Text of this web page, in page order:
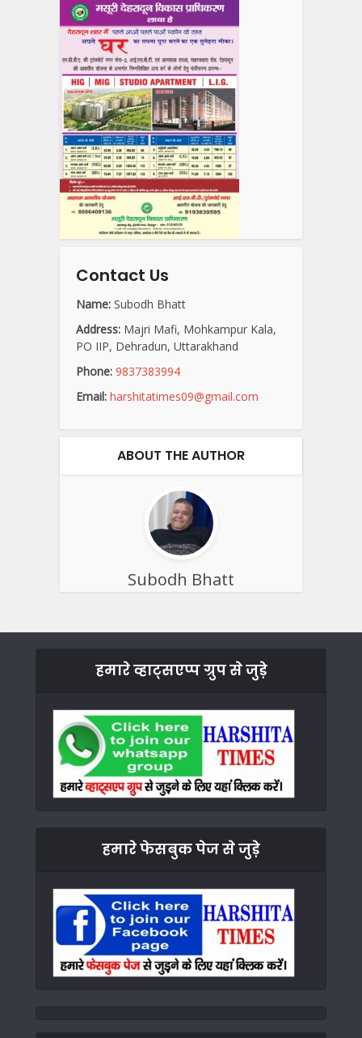
Contact Us
Name: Subodh Bhatt
Address: Majri Mafi, Mohkampur Kala,
PO IIP, Dehradun, Uttarakhand
Phone: 9837383994
Email: harshitatimes09@gmail.com
ABOUT THE AUTHOR
Subodh Bhatt
हमारे व्हाट्सएप्प ग्रुप से जुड़े
हमारे फेसबुक पेज से जुड़े